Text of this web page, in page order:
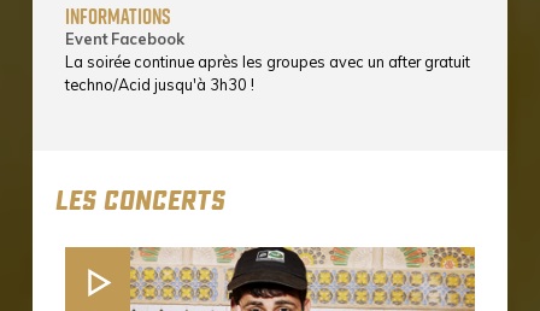
informations
Event Facebook
La soirée continue après les groupes avec un after gratuit
techno/Acid jusqu'à 3h30 !
LES CONCERTS